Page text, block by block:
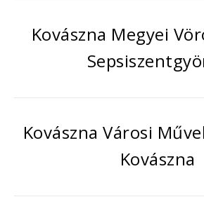
Kovászna Megyei
Kovászna Városi
Kovászna